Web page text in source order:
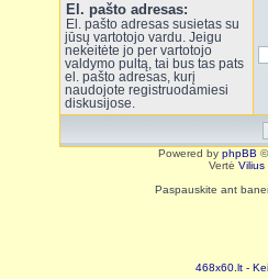
El. pašto adresas:
El. pašto adresas susietas su
jūsų vartotojo vardu. Jeigu
nekeitėte jo per vartotojo
valdymo pultą, tai bus tas pats
el. pašto adresas, kurį
naudojote registruodamiesi
diskusijose.
Powered by phpBB
Vertė Vilius
Paspauskite ant
468x60.lt -